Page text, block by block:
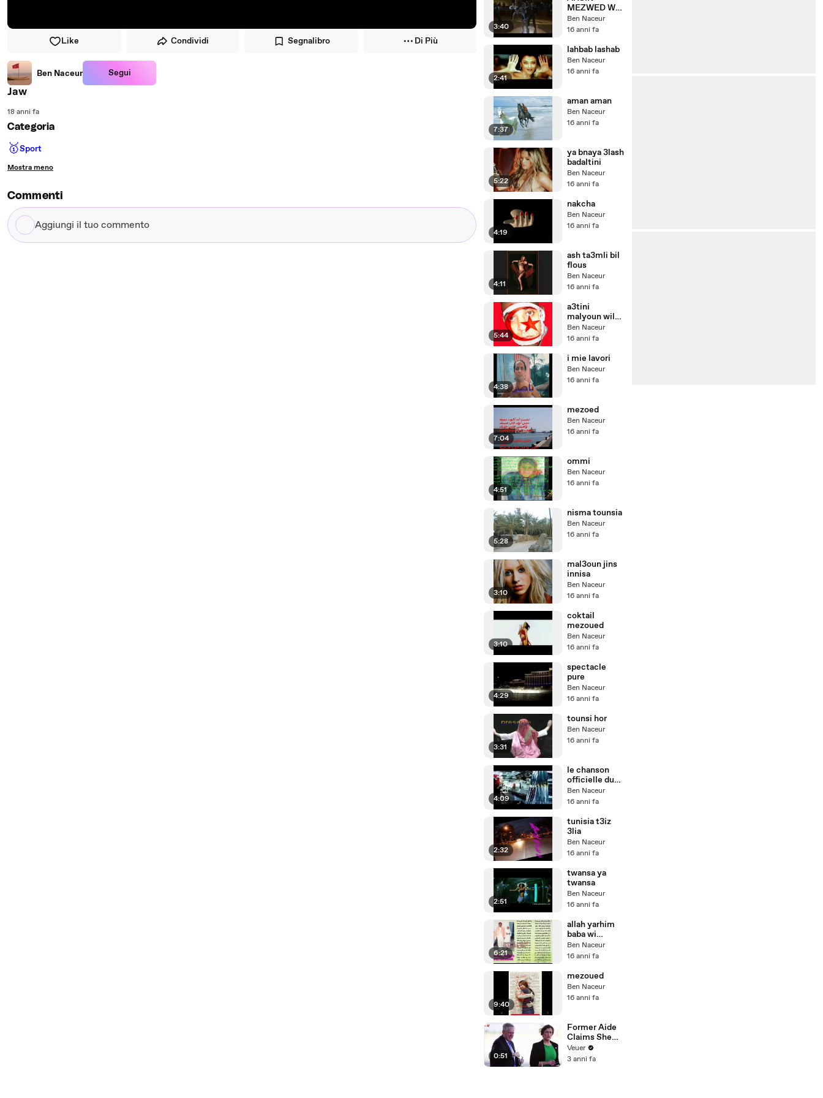
Like Condividi Segnalibro Di Più
Ben Naceur Segui
Jaw
18 anni fa
Categoria
🥇Sport
Mostra meno
Commenti
Aggiungi
il
3:40
MEZWED WA
AHSAN
RAKSA
Ben Naceur
16 anni fa
2:41
lahbab lashab
Ben Naceur
16 anni fa
7:37
aman aman
Ben Naceur
16 anni fa
5:22
ya bnaya 3lash
badaltini
Ben Naceur
16 anni fa
4:19
nakcha
Ben Naceur
16 anni fa
4:11
ash ta3mli bil
flous
Ben Naceur
16 anni fa
5:44
a3tini
malyoun wil
baki sallifhouli
Ben Naceur
16 anni fa
4:38
i mie lavori
Ben Naceur
16 anni fa
7:04
mezoed
Ben Naceur
16 anni fa
4:51
ommi
Ben Naceur
16 anni fa
5:28
nisma tounsia
Ben Naceur
16 anni fa
3:10
mal3oun jins
innisa
Ben Naceur
16 anni fa
3:10
coktail
mezoued
Ben Naceur
16 anni fa
4:29
spectacle
pure
Ben Naceur
16 anni fa
3:31
tounsi hor
Ben Naceur
16 anni fa
4:09
le chanson
officielle du
mondiale
Ben Naceur
16 anni fa
2:32
tunisia t3iz
3lia
Ben Naceur
16 anni fa
2:51
twansa ya
twansa
Ben Naceur
16 anni fa
6:21
allah yarhim
baba wi
khallili ommi
Ben Naceur
16 anni fa
9:40
mezoued
Ben Naceur
16 anni fa
0:51
Former Aide
Claims She
Was Asked to
Make a ‘Hit
Veuer
3 anni fa